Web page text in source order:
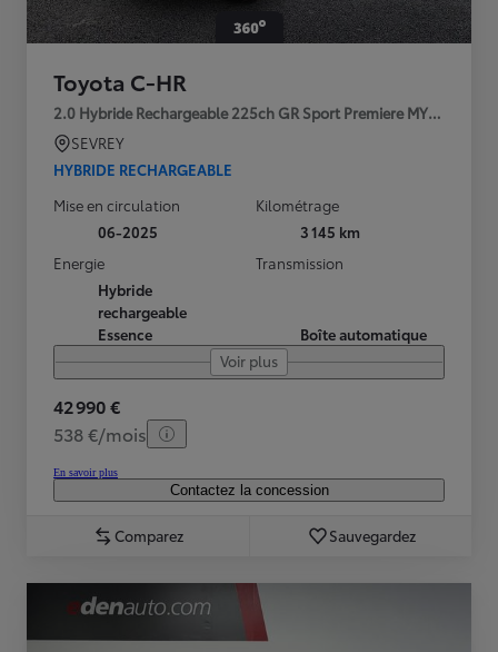
Toyota C-HR
2.0 Hybride Rechargeable 225ch GR Sport Premiere MY25
SEVREY
HYBRIDE RECHARGEABLE
Mise en circulation
06-2025
Kilométrage
3 145 km
Energie
Hybride
rechargeable
Essence
Transmission
Boîte automatique
Voir plus
42 990 €
538 €/mois
En savoir plus
Contactez la concession
Comparez Sauvegardez